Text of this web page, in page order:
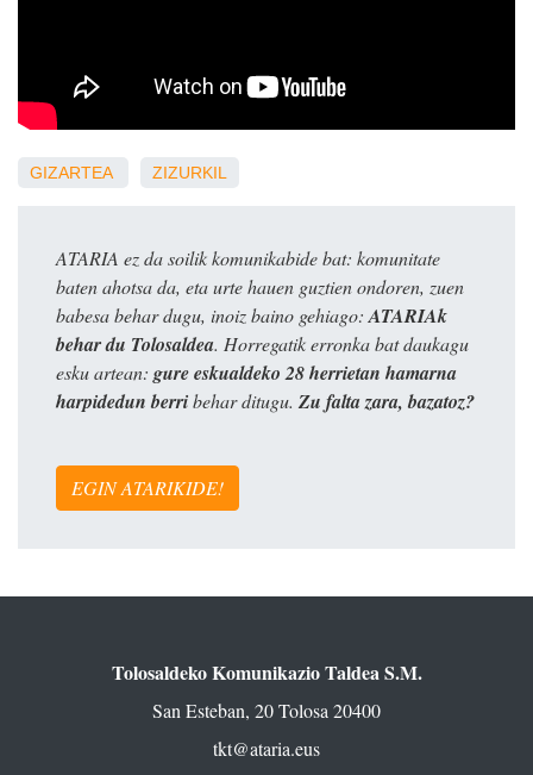
GIZARTEA ZIZURKIL
ATARIA ez da soilik komunikabide bat: komunitate
baten ahotsa da, eta urte hauen guztien ondoren, zuen
babesa behar dugu, inoiz baino gehiago:ATARIAk
behar du Tolosaldea. Horregatik erronka bat daukagu
esku artean: gure eskualdeko 28 herrietan hamarna
harpidedun berribehar ditugu. Zu falta zara, bazatoz?
EGIN ATARIKIDE!
Tolosaldeko Komunikazio Taldea S.M.
San Esteban, 20 Tolosa 20400
tkt@ataria.eus